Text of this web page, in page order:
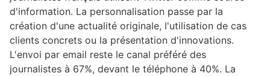
d'information. La personnalisation passe par la
création d'une actualité originale, l'utilisation de cas
clients concrets ou la présentation d'innovations.
L'envoi par email reste le canal préféré des
journalistes à 67%, devant le téléphone à 40%. La